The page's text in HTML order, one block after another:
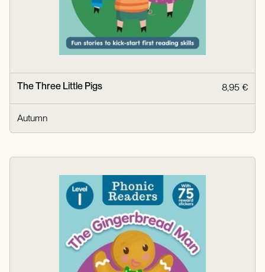
The Three Little Pigs 8,95 €
Autumn